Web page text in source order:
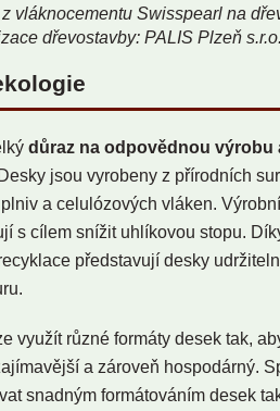
vláknocementu Swisspearl na
dřevostavby: PALIS Plzeň
důraz na odpovědnou výrobu
jsou vyrobeny z přírodních
a celulózových vláken.
s cílem snížit uhlíkovou stopu.
představují desky
využít různé formáty desek tak,
a zároveň hospodárný.
snadným formátováním desek